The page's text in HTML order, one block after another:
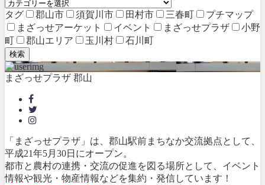
タグ 郡山市 須賀川市 田村市 三春町
プチマップ
まざっせアーケット
イベント まざっせプラザ
小野
町
郡山エリア 玉川村 石川町
検索
まざっせプラザ 郡山
「まざっせプラザ」は、郡山駅前まちなか交流拠点として、
平成21年5月30日にオープン。
都市と農村の連携・交流の促進を図る場所として、イベント
情報や観光・物産情報などを集約・発信しています！